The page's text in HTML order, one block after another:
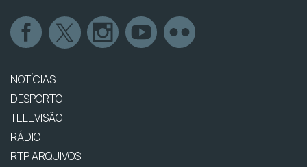
NOTÍCIAS
DESPORTO
TELEVISÃO
RÁDIO
RTP ARQUIVOS